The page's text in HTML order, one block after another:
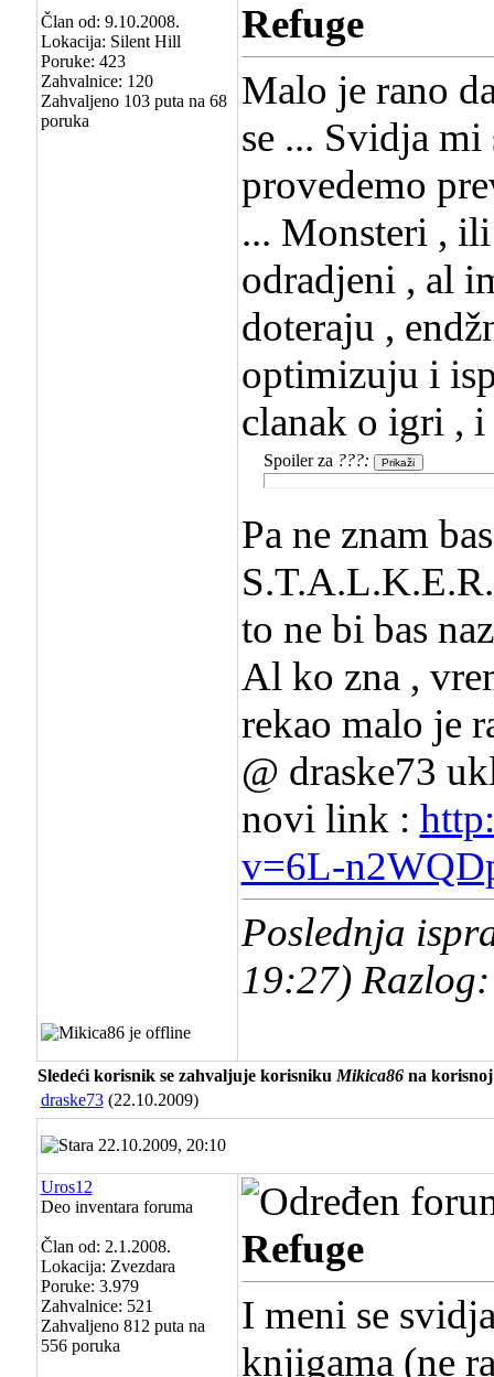
Član od: 9.10.2008.
Lokacija: Silent Hill
Poruke: 423
Zahvalnice: 120
Zahvaljeno 103 puta na 68
poruka
Refuge
Malo je rano
se ... Svidja mi
provedemo
... Monsteri ,
odradjeni , al
doteraju ,
optimizuju i
clanak o igri ,
Spoiler za ???:
Pa ne znam
to ne bi bas
Al ko zna ,
rekao malo je
@ draske73
novi link :
v=6L-
Poslednja
19:27)
Sledeći korisnik se zahvaljuje korisniku Mikica86na
draske73(22.10.2009)
22.10.2009, 20:10
Uros12
Deo inventara foruma
Član od: 2.1.2008.
Lokacija: Zvezdara
Poruke: 3.979
Zahvalnice: 521
Zahvaljeno 812 puta na
556 poruka
Refuge
I meni se
knjigama (ne